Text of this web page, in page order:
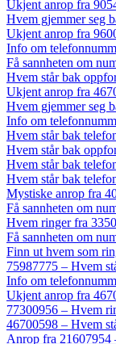
Ukjent anrop fra
Hvem gjemmer seg
Ukjent anrop fra
Info om
Få sannheten om
Hvem står bak
Ukjent anrop fra
Hvem gjemmer seg
Info om
Hvem står bak
Hvem står bak
Hvem står bak
Hvem står bak
Mystiske anrop fra
Få sannheten om
Hvem ringer fra
Få sannheten om
Finn ut hvem som
75987775 – Hvem
Info om
Ukjent anrop fra
77300956 – Hvem
46700598 – Hvem
Anrop fra 21607954